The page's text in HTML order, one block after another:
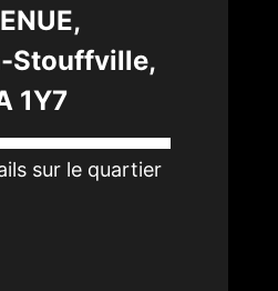
Stouffville,
1Y7
sur le quartier